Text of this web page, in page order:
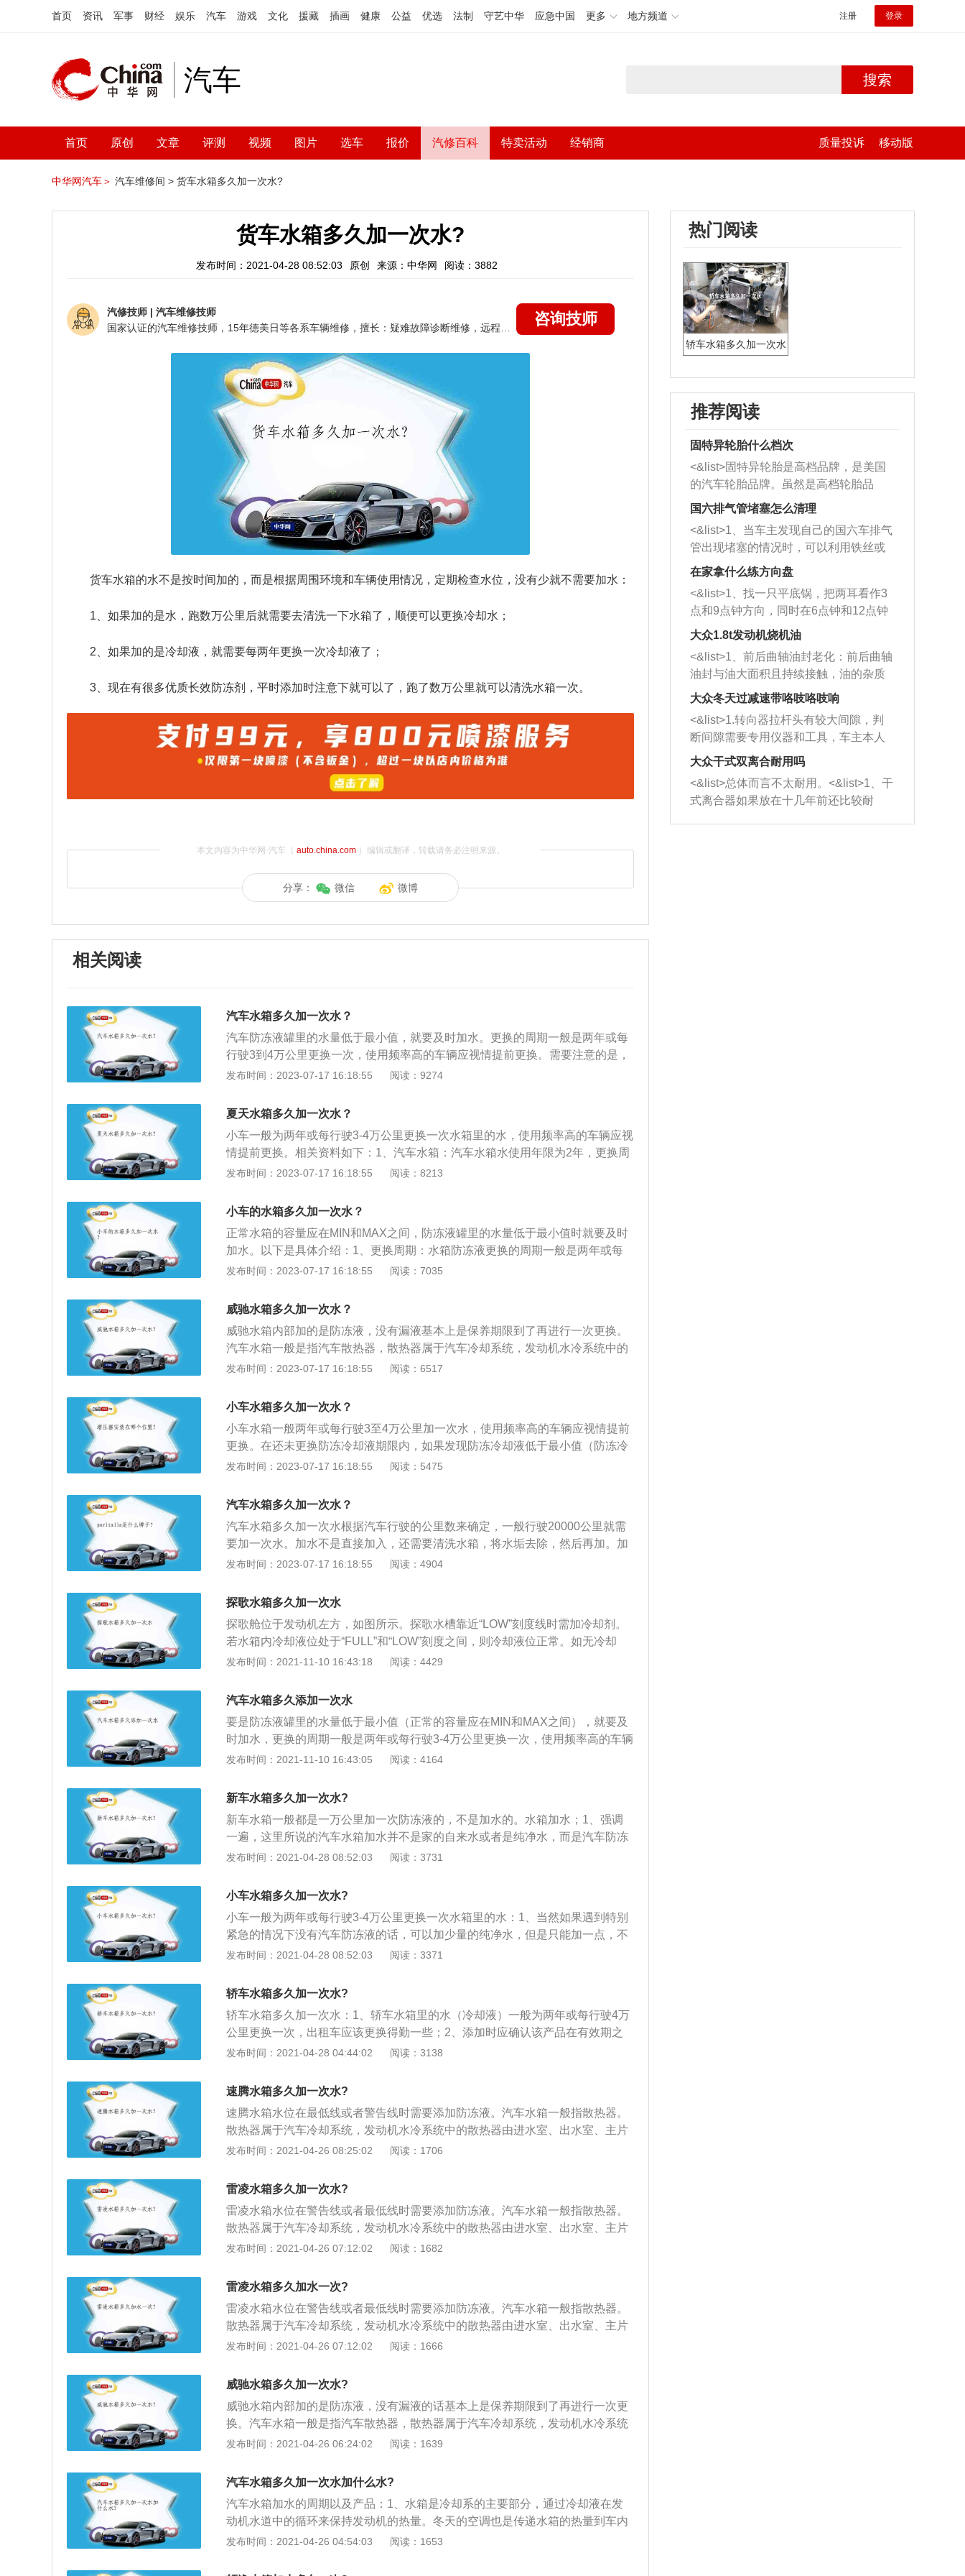
首页 资讯 军事 财经 娱乐 汽车 游戏 文化 援藏 插画 健康 公益 优选 法制 守艺中华 应急中国 更多 地方频道 注册 登录
汽车 搜索
首页 原创 文章 评测 视频 图片 选车 报价 汽修百科 特卖活动 经销商 质量投诉 移动版
中华网汽车＞ 汽车维修间 > 货车水箱多久加一次水?
货车水箱多久加一次水?
发布时间：2021-04-28 08:52:03 原创 来源：中华网 阅读：3882
汽修技师 | 汽车维修技师
咨询技师
货车水箱的水不是按时间加的，而是根据周围环境和车辆使用情况，定期检查水位，没有少就不需要加水：
1、如果加的是水，跑数万公里后就需要去清洗一下水箱了，顺便可以更换冷却水；
2、如果加的是冷却液，就需要每两年更换一次冷却液了；
3、现在有很多优质长效防冻剂，平时添加时注意下就可以了，跑了数万公里就可以清洗水箱一次。
本文内容为中华网·汽车（ auto.china.com）编辑或翻译，转载请务必注明来源。
分享： 微信 微博
相关阅读
汽车水箱多久加一次水？
汽车防冻液罐里的水量低于最小值，就要及时加水。更换的周期一般是两年或每
行驶3到4万公里更换一次，使用频率高的车辆应视情提前更换。需要注意的是，
这里说的水指的是防冻液而不是自来水。根据车辆属地选择防冻液，国产车防冻
液。因为进口车里的防锈剂、消泡剂和色素与国产车防冻液的化学成分不一致，
如果混用会引起化学反应，引发结垢、腐蚀等不良后果。
发布时间：2023-07-17 16:18:55 阅读：9274
夏天水箱多久加一次水？
小车一般为两年或每行驶3-4万公里更换一次水箱里的水，使用频率高的车辆应视
情提前更换。相关资料如下：1、汽车水箱：汽车水箱水使用年限为2年，更换周
期为2年。2、水箱水和防冻液：汽车水箱里必须加专用水箱水或者合格的防冻
外缺水可以补充自来水，防止应缺水造成不必要的损失，还有专用水箱水和防冻
发布时间：2023-07-17 16:18:55 阅读：8213
小车的水箱多久加一次水？
正常水箱的容量应在MIN和MAX之间，防冻液罐里的水量低于最小值时就要及时
加水。以下是具体介绍：1、更换周期：水箱防冻液更换的周期一般是两年或每
行驶3-4万公里更换一次，使用频率高的车辆应视情提前更换。2、注意事项：加
很容易生成锈迹和水垢。以下是一些其他内容介绍：1、根据车辆属地选择防冻
液：国产车防冻液和进口车防冻液不能混用，因此在选购时要根据自己车辆属地
选择合适的防冻液。因为进口车里的防锈剂、消泡剂和色素与国产车防冻液的化
学成分不一致，如果混用会引起化学反应，引发结垢、腐蚀等不良后果。2、尽
量选择四季通用的防冻液，现在大多数的防冻液都是四季通用，这样省去了冬季
发布时间：2023-07-17 16:18:55 阅读：7035
威驰水箱多久加一次水？
威驰水箱内部加的是防冻液，没有漏液基本上是保养期限到了再进行一次更换。
汽车水箱一般是指汽车散热器，散热器属于汽车冷却系统，发动机水冷系统中的
散热器由进水室、出水室、主片及散热器芯等三部分构成。汽车水箱加水步骤如
将适量的冷却液加注在冷却液膨胀罐内，达到膨胀罐MAX和MIN之间的位置；
3、在冷却液膨胀罐盖打开的情况下，启动发动机；4、启动发动机后，罐内冷却
液会慢慢减少，这时候再添加适量的冷却液到膨胀罐内，直至液面达到冷却液MA
X和MIN度之间的位置；5、重新装上盖子，确保压力盖用手拧紧并完全入位。
发布时间：2023-07-17 16:18:55 阅读：6517
小车水箱多久加一次水？
小车水箱一般两年或每行驶3至4万公里加一次水，使用频率高的车辆应视情提前
更换。在还未更换防冻冷却液期限内，如果发现防冻冷却液低于最小值（防冻冷
却液正常的容量应在MIN和MAX之间），就要及时增加。需要注意的是，这里说
冻坏发动机气缸体，全称防冻冷却液。许多人认为防冻液只是冬天才使用，但其
实防冻液全年都要使用。
发布时间：2023-07-17 16:18:55 阅读：5475
汽车水箱多久加一次水？
汽车水箱多久加一次水根据汽车行驶的公里数来确定，一般行驶20000公里就需
要加一次水。加水不是直接加入，还需要清洗水箱，将水垢去除，然后再加。加
水不是固定时间加入，根据用车的情况而定，如果经常用车或者大多数用于长途
中间位置最好。加水时要注意不要选择自来水，因为里面有杂质，容易产生水
垢，要选择一般的家庭饮用矿泉水加入。在冬天时，如果所在地区比较寒冷，就
需要加入防冻液，防止结冰。如果加的是冷却水，在行驶2万公里左右就需要更
换，如果是防冻液，更换的时间大概在一年到两年，但是用车期间也要时刻注
意。
发布时间：2023-07-17 16:18:55 阅读：4904
探歌水箱多久加一次水
探歌舱位于发动机左方，如图所示。探歌水槽靠近“LOW”刻度线时需加冷却剂。
若水箱内冷却液位处于“FULL”和“LOW”刻度之间，则冷却液位正常。如无冷却
剂，紧急情况下可用水代替。加入防冻液后，启动发动机，打开空调系统，检查
却水后，立即开启空调系统，风机开始运行。检测风机的声音和气流，确认风机
是否正常工作。如有困难，可多次开启或关闭空调系统。
发布时间：2021-11-10 16:43:18 阅读：4429
汽车水箱多久添加一次水
要是防冻液罐里的水量低于最小值（正常的容量应在MIN和MAX之间），就要及
时加水，更换的周期一般是两年或每行驶3-4万公里更换一次，使用频率高的车辆
应视情况提前更换。这里要注意的是，加的水是指防冻液而不是自来水。防冻液
停车时冷却液结冰而胀裂散热器和冻坏发动机气缸体或盖，而在夏季温度较高
时，则能有效防止冷却液沸腾，避免出现汽车开锅现象。使用防冻液需注意事
项：1、尽量使用同一品牌的防冻液。不同品牌的防冻液生产配方会有所差异，
如果混合使用，多种添加剂之间很可能会发生化学反应，造成添加剂失效。2、
防冻液的有效期多为两年（个别产品会长一些），添加时应确认该产品在有效期
得勤一些。更换时应放净旧液，将冷却系统清洗干净后，再换上新液。4、避免
兑水使用。
发布时间：2021-11-10 16:43:05 阅读：4164
新车水箱多久加一次水?
新车水箱一般都是一万公里加一次防冻液的，不是加水的。水箱加水；1、强调
一遍，这里所说的汽车水箱加水并不是家的自来水或者是纯净水，而是汽车防冻
液；2、当然如果遇到特别紧急的情况下没有汽车防冻液的话，可以加少量的纯
一定要使用汽车防冻液，而且必须是同一品牌的汽车防冻液，因为汽车防冻液的
品牌不同，可能成分也不同，混在一起使用，容易造成其他的问题。
发布时间：2021-04-28 08:52:03 阅读：3731
小车水箱多久加一次水?
小车一般为两年或每行驶3-4万公里更换一次水箱里的水：1、当然如果遇到特别
紧急的情况下没有汽车防冻液的话，可以加少量的纯净水，但是只能加一点，不
然造成的结果非常严重。而且到了冬季之后我们一定要使用汽车防冻液，而且必
在一起使用，容易造成其他的问题；2、很多人们都会问那么多长时间汽车需要
添加一次防冻液呢；3、其实这要根据车主使用汽车的频繁程度，如果人们经常
使用汽车，那么防冻液添加的就会频繁，如果很少使用汽车的话，一般就不需要
添加防冻液。人们在每次开车之前最好看一下，汽车是否需要添加防冻液，做到
有备无患。
发布时间：2021-04-28 08:52:03 阅读：3371
轿车水箱多久加一次水?
轿车水箱多久加一次水：1、轿车水箱里的水（冷却液）一般为两年或每行驶4万
公里更换一次，出租车应该更换得勤一些；2、添加时应确认该产品在有效期之
内，更换时应放净旧液，将冷却系统清洗干净后，再换上新液；3、当防冻液不
发布时间：2021-04-28 04:44:02 阅读：3138
速腾水箱多久加一次水?
速腾水箱水位在最低线或者警告线时需要添加防冻液。汽车水箱一般指散热器。
散热器属于汽车冷却系统，发动机水冷系统中的散热器由进水室、出水室、主片
及散热器芯等三部分构成。汽车水箱保养方式如下：1、将车辆停稳并熄火，待
热风扇工作后再怠速运转5--10分钟；3、熄火并将车辆前保险杠卸下。拆卸时一
定要确保所有固定螺丝均已拧下，同时再缓慢的由两端向中间慢慢拆卸，切不要
将固定卡扣弄断；4、确保冷却液温度完全冷却过后将水箱清洗剂随着冷却液一
同排出，最后再更换新的发动机冷却液。
发布时间：2021-04-26 08:25:02 阅读：1706
雷凌水箱多久加一次水?
雷凌水箱水位在警告线或者最低线时需要添加防冻液。汽车水箱一般指散热器。
散热器属于汽车冷却系统，发动机水冷系统中的散热器由进水室、出水室、主片
及散热器芯等三部分构成。汽车水箱保养方式如下：1、将车辆停稳并熄火，待
热风扇工作后再怠速运转5--10分钟；3、熄火并将车辆前保险杠卸下。拆卸时一
定要确保所有固定螺丝均已拧下，同时再缓慢的由两端向中间慢慢拆卸，切不要
将固定卡扣弄断；4、确保冷却液温度完全冷却过后将水箱清洗剂随着冷却液一
同排出，最后再更换新的发动机冷却液。
发布时间：2021-04-26 07:12:02 阅读：1682
雷凌水箱多久加水一次?
雷凌水箱水位在警告线或者最低线时需要添加防冻液。汽车水箱一般指散热器。
散热器属于汽车冷却系统，发动机水冷系统中的散热器由进水室、出水室、主片
及散热器芯等三部分构成。汽车水箱保养方式如下：1、将车辆停稳并熄火，待
热风扇工作后再怠速运转5--10分钟；3、熄火并将车辆前保险杠卸下。拆卸时一
定要确保所有固定螺丝均已拧下，同时再缓慢的由两端向中间慢慢拆卸，切不要
将固定卡扣弄断；4、确保冷却液温度完全冷却过后将水箱清洗剂随着冷却液一
同排出，最后再更换新的发动机冷却液。
发布时间：2021-04-26 07:12:02 阅读：1666
威驰水箱多久加一次水?
威驰水箱内部加的是防冻液，没有漏液的话基本上是保养期限到了再进行一次更
换。汽车水箱一般是指汽车散热器，散热器属于汽车冷却系统，发动机水冷系统
中的散热器由进水室、出水室、主片及散热器芯等三部分构成。汽车水箱加水步
开；2、将适量的冷却液加注在冷却液膨胀罐内，达到膨胀罐MAX和MIN刻度之
间的位置；3、在冷却液膨胀罐盖打开的情况下，启动发动机；4、启动发动机
后，罐内冷却液会慢慢减少，这时候再添加适量的冷却液到膨胀罐内，直至液面
达到冷却液膨胀罐MAX和MIN度之间的位置；5、重新装上盖子，确保压力盖用
手拧紧并完全入位。
发布时间：2021-04-26 06:24:02 阅读：1639
汽车水箱多久加一次水加什么水?
汽车水箱加水的周期以及产品：1、水箱是冷却系的主要部分，通过冷却液在发
动机水道中的循环来保持发动机的热量。冬天的空调也是传递水箱的热量到车内
的。汽车水箱又称散热器，是汽车冷却系统中主要机件；功用是散发热量，冷却
2、如果加的是水的话，跑了几万公里后可以去清洗一次水箱，这时顺便就可以
发布时间：2021-04-26 04:54:03 阅读：1653
热门阅读
轿车水箱多久加一次水
推荐阅读
固特异轮胎什么档次
<&list>固特异轮胎是高档品牌，是美国
的汽车轮胎品牌。虽然是高档轮胎品
牌，但是中高低端的轮胎都有生产，这
也是为了更好的开拓市场。
国六排气管堵塞怎么清理
<&list>1、当车主发现自己的国六车排气
管出现堵塞的情况时，可以利用铁丝或
者是细棍，直接将杂物给取出来，如果
堵塞情况比较严重，也可以采取应急措
施。 <&list>2、直接利用木棍将所有的
杂物推到排气管里面的位置处，然后将
三元催化器拆解开，就可以将堵塞的东
西取出来。但如果是因为积碳过多引起
的堵塞，就需要将三元催化器泡在草酸
洗剂对堵塞的情况得到解决，将清洗剂
放在燃油箱中，与燃油混合后，车辆启
动时，就可以和汽油一起进入到燃烧
室，最后形成废气排出，就可以让三元
催化器得到清洗，排气管堵塞的情况就
能够得到解决。
在家拿什么练方向盘
<&list>1、找一只平底锅，把两耳看作3
点和9点钟方向，同时在6点钟和12点钟
方向做一个标记。 <&list>2、双手握住
一圈半的练习，往右同样也要打相同的
圈数。 <&list>3、最后强调要反复练
习，这样就可以形成肌肉记忆，在真实
驾驶车辆时，不需要记忆也能打好方
向。
大众1.8t发动机烧机油
<&list>1、前后曲轴油封老化：前后曲轴
油封与油大面积且持续接触，油的杂质
和发动机内持续温度变化使其密封效果
逐渐减弱，导致渗油或漏油。<&list>2、
活塞间隙过大：积碳会使活塞环与缸体
的间隙扩大，导致机油流入燃烧室中，
造成烧机油。<&list>3、机油粘度。使用
机油粘度过小的话，同样会有烧机油现
象，机油粘度过小具有很好的流动性，
大众冬天过减速带咯吱咯吱响
<&list>1.转向器拉杆头有较大间隙，判
断间隙需要专用仪器和工具，车主本人
无法制作，需要将车辆送到修理厂或4s
店；<&list>2.车辆半轴套管防尘罩破
裂，破裂后会出现漏油现象，使半轴磨
损严重，磨损的半轴容易损坏，产生异
响；<&list>3.稳定器的转向胶套和球头
大众干式双离合耐用吗
<&list>总体而言不太耐用。<&list>1、干
式离合器如果放在十几年前还比较耐